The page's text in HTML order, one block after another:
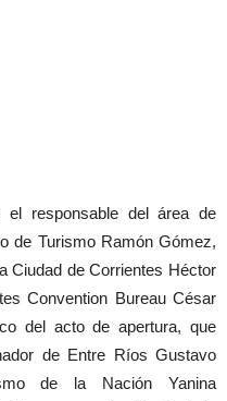
responsable del área de
de Turismo Ramón Gómez,
Ciudad de Corrientes Héctor
Convention Bureau César
del acto de apertura, que
de Entre Ríos Gustavo
de la Nación Yanina